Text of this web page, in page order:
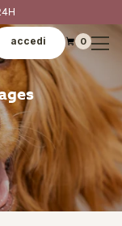
accedi 0